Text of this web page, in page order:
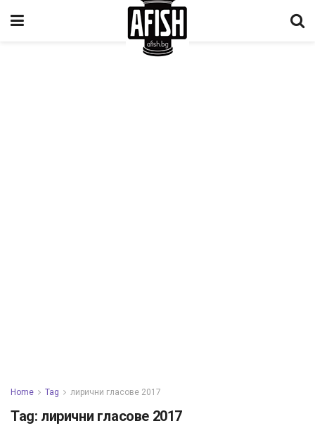
Home Tag лирични гласове 2017
Tag: лирични гласове 2017